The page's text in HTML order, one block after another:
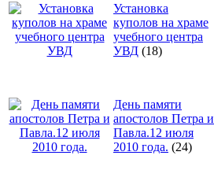
Установка
куполов на храме
учебного центра
УВД (18)
День памяти
апостолов Петра и
Павла.12 июля
2010 года. (24)